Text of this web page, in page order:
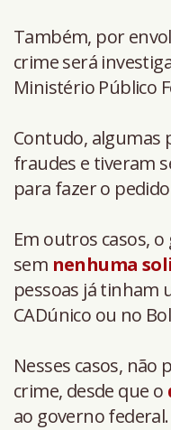
Também, por
crime será
Ministério Público
Contudo, algumas
fraudes e tiveram
para fazer o
Em outros casos,
sem nenhuma
pessoas já tinham
CADúnico ou no
Nesses casos, não
crime, desde que o
ao governo federal.